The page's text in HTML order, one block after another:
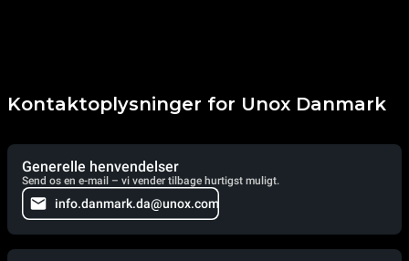
Kontaktoplysninger for Unox Danmark
Generelle henvendelser
Send os en e-mail – vi vender tilbage hurtigst muligt.
info.danmark.da@unox.com